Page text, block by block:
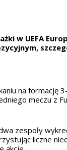
w UEFA
na formację
meczu z
zespoły
liczne